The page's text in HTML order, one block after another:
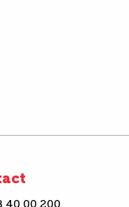
40 00 200